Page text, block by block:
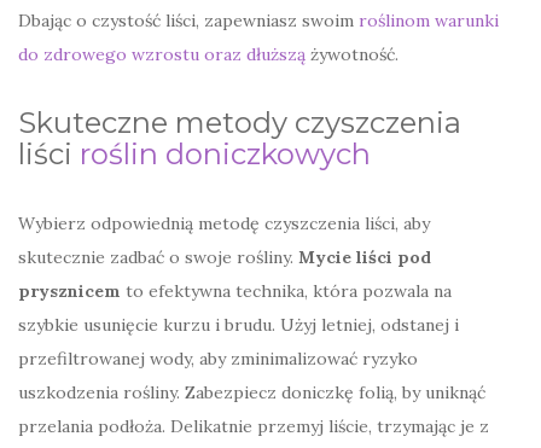
Dbając o czystość liści, zapewniasz swoim roślinom warunki
do zdrowego wzrostu oraz dłuższą żywotność.
Skuteczne metody czyszczenia
liści roślin doniczkowych
Wybierz odpowiednią metodę czyszczenia liści, aby
skutecznie zadbać o swoje rośliny. Mycie liści pod
prysznicem to efektywna technika, która pozwala na
szybkie usunięcie kurzu i brudu. Użyj letniej, odstanej i
przefiltrowanej wody, aby zminimalizować ryzyko
uszkodzenia rośliny. Zabezpiecz doniczkę folią, by uniknąć
przelania podłoża. Delikatnie przemyj liście, trzymając je z